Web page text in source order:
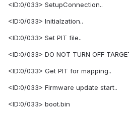
<ID:0/033> SetupConnection..
<ID:0/033> Initialzation..
<ID:0/033> Set PIT file..
<ID:0/033> DO NOT TURN OFF
<ID:0/033> Get PIT for mapping..
<ID:0/033> Firmware update start..
<ID:0/033> boot.bin